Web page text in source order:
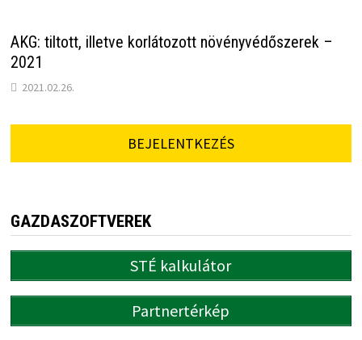
AKG: tiltott, illetve korlátozott növényvédőszerek –
2021
2021.02.26.
BEJELENTKEZÉS
GAZDASZOFTVEREK
STÉ kalkulátor
Partnertérkép